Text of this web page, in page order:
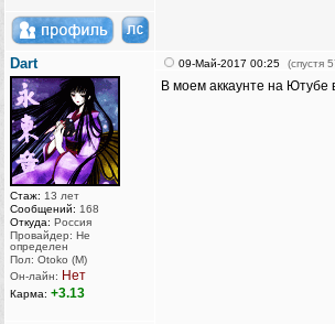
Dart
Стаж: 13 лет
Сообщений: 168
Откуда: Россия
Провайдер: Не
определен
Пол: Otoko (M)
Он-лайн: Нет
Карма: +3.13
09-Май-2017 00:25 (спустя
В моем аккаунте на Ютубе